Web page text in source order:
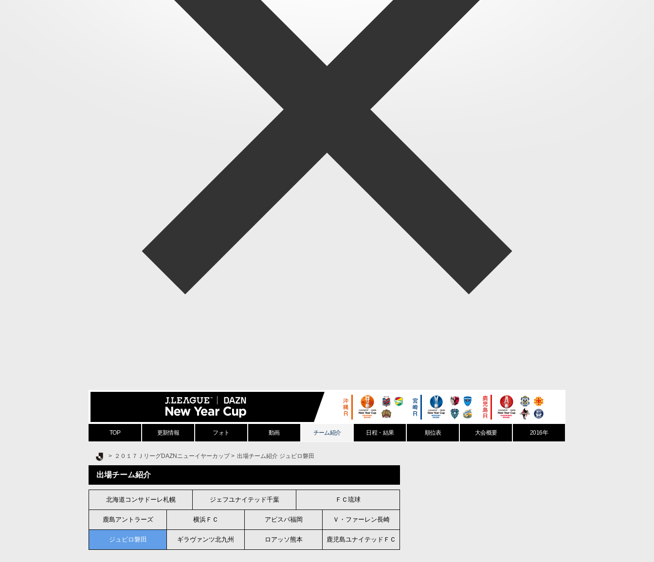
TOP 更新情報 フォト 動画 チーム紹介 日程・結果 順位表 大会概要 2016年
Ｊリーグ TOP
２０１７ＪリーグDAZNニューイヤーカップ 出場チーム紹介 ジュビロ磐田
出場チーム紹介
北海道コンサドーレ札幌 ジェフユナイテッド千葉 ＦＣ 琉球
鹿島アントラーズ 横浜ＦＣ アビスパ福岡 Ｖ・ファーレン長崎
ジュビロ磐田 ギラヴァンツ北九州 ロアッソ熊本 鹿児島ユナイテッドＦＣ